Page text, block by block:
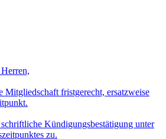
Mitgliedschaft fristgerecht, ersatzweise
Kündigungsbestätigung unter
zu.